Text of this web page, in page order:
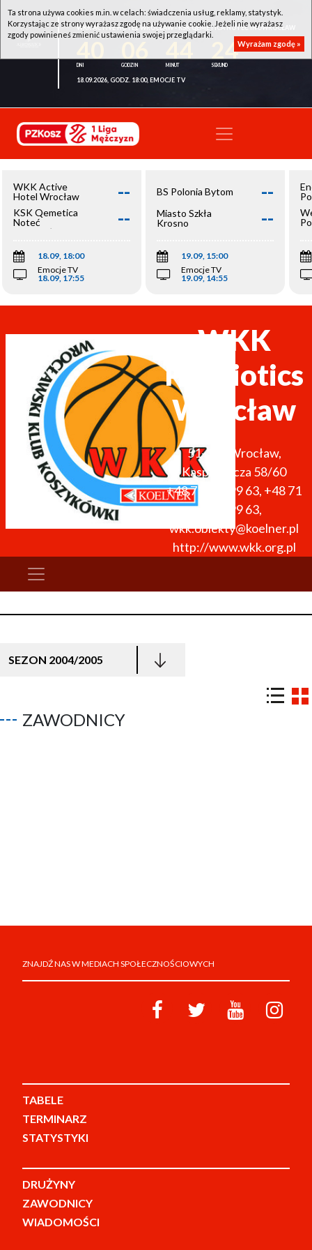
WKK ACTIVE HOTEL WROCŁAW - KSK QEMETICA NOTEĆ INOWROCŁAW
24
18.09.2026, GODZ. 18:00, EMOCJE TV
WKK Active
Hotel Wrocław
--
KSK Qemetica
Noteć
Inowrocław
--
18.09, 18:00
Emocje TV
18.09, 17:55
BS Polonia Bytom --
Miasto Szkła
Krosno
--
19.09, 15:00
Emocje TV
19.09, 14:55
WKK
ProBiotics
Wrocław
51-136 Wrocław,
Kasprowicza 58/60
+48 71 327 99 63, +48 71
327 99 63,
wkk.obiekty@koelner.pl
http://www.wkk.org.pl
SEZON 2004/2005
ZAWODNICY
ZNAJDŹ NAS W MEDIACH SPOŁECZNOŚCIOWYCH
TABELE
TERMINARZ
STATYSTYKI
DRUŻYNY
ZAWODNICY
WIADOMOŚCI
Ta strona używa cookies m.in. w celach: świadczenia usług, reklamy, statystyk.
Korzystając ze strony wyrażasz zgodę na używanie cookie. Jeżeli nie wyrażasz
zgody powinieneś zmienić ustawienia swojej przeglądarki.
Wyrażam zgodę »